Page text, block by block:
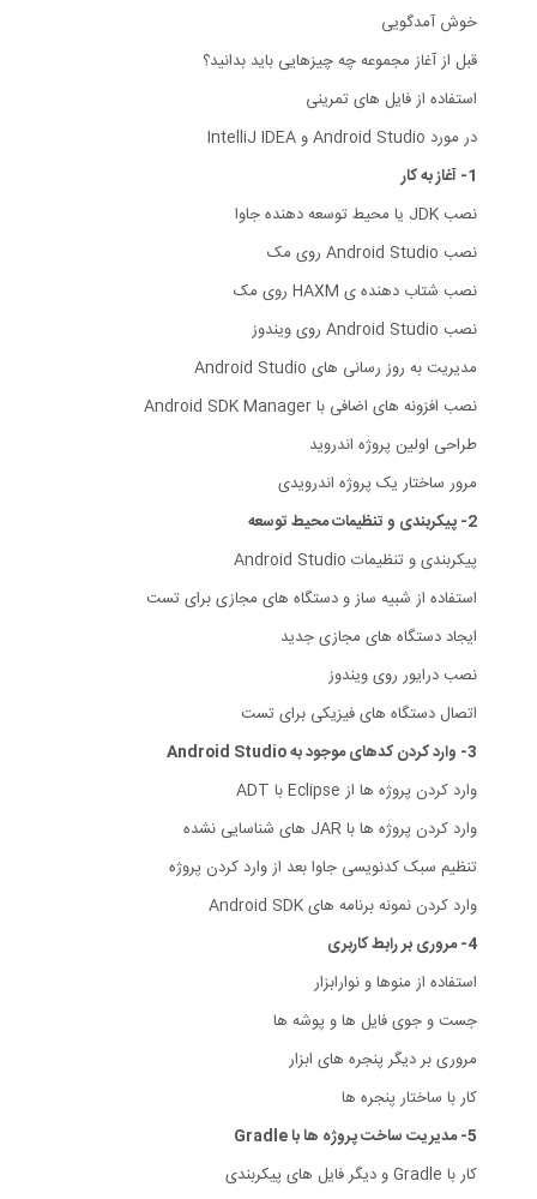
خوش آمدگویی
قبل از آغاز مجموعه چه چیزهایی باید بدانید؟
استفاده از فایل های تمرینی
در مورد Android Studio و IntelliJ IDEA
1- آغاز به کار
نصب JDK یا محیط توسعه دهنده جاوا
نصب Android Studio روی مک
نصب شتاب دهنده ی HAXM روی مک
نصب Android Studio روی ویندوز
مدیریت به روز رسانی های Android Studio
نصب افزونه های اضافی با Android SDK Manager
طراحی اولین پروژه اندروید
مرور ساختار یک پروژه اندرویدی
2- پیکربندی و تنظیمات محیط توسعه
پیکربندی و تنظیمات Android Studio
استفاده از شبیه ساز و دستگاه های مجازی برای تست
ایجاد دستگاه های مجازی جدید
نصب درایور روی ویندوز
اتصال دستگاه های فیزیکی برای تست
3- وارد کردن کدهای موجود به Android Studio
وارد کردن پروژه ها از Eclipse با ADT
وارد کردن پروژه ها با JAR های شناسایی نشده
تنظیم سبک کدنویسی جاوا بعد از وارد کردن پروژه
وارد کردن نمونه برنامه های Android SDK
4- مروری بر رابط کاربری
استفاده از منوها و نوارابزار
جست و جوی فایل ها و پوشه ها
مروری بر دیگر پنجره های ابزار
کار با ساختار پنجره ها
5- مدیریت ساخت پروژه ها با Gradle
کار با Gradle و دیگر فایل های پیکربندی